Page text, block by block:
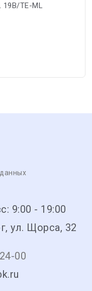
TE-ML
9:00 - 19:00
ул. Щорса, 32
00